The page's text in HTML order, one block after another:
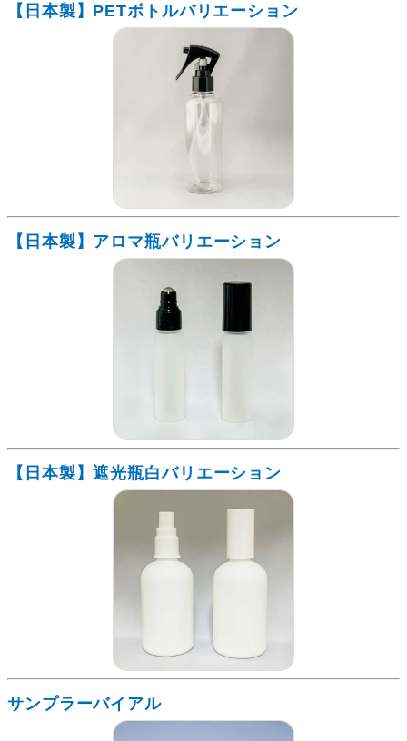
【日本製】PETボトルバリエーション
【日本製】アロマ瓶バリエーション
【日本製】遮光瓶白バリエーション
サンプラーバイアル